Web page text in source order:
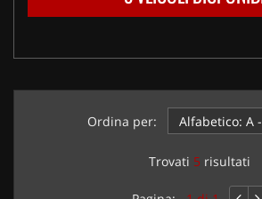
Ordina per:
Trovati 5 risultati